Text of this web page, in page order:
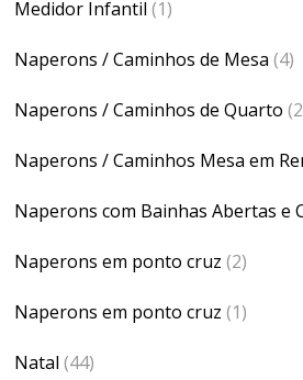
Medidor Infantil (1)
Naperons / Caminhos de Mesa (4)
Naperons / Caminhos de Quarto
Naperons / Caminhos Mesa em
Naperons com Bainhas Abertas e
Naperons em ponto cruz (2)
Naperons em ponto cruz (1)
Natal (44)